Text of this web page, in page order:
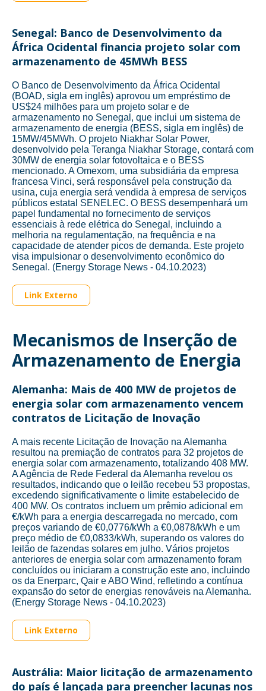
Senegal: Banco de Desenvolvimento da
África Ocidental financia projeto solar com
armazenamento de 45MWh BESS
O Banco de Desenvolvimento da África Ocidental
(BOAD, sigla em inglês) aprovou um empréstimo de
US$24 milhões para um projeto solar e de
armazenamento no Senegal, que inclui um sistema de
armazenamento de energia (BESS, sigla em inglês) de
15MW/45MWh. O projeto Niakhar Solar Power,
desenvolvido pela Teranga Niakhar Storage, contará com
30MW de energia solar fotovoltaica e o BESS
mencionado. A Omexom, uma subsidiária da empresa
francesa Vinci, será responsável pela construção da
usina, cuja energia será vendida à empresa de serviços
públicos estatal SENELEC. O BESS desempenhará um
papel fundamental no fornecimento de serviços
essenciais à rede elétrica do Senegal, incluindo a
melhoria na regulamentação, na frequência e na
capacidade de atender picos de demanda. Este projeto
visa impulsionar o desenvolvimento econômico do
Senegal. (Energy Storage News - 04.10.2023)
Link Externo
Mecanismos de Inserção de
Armazenamento de Energia
Alemanha: Mais de 400 MW de projetos de
energia solar com armazenamento vencem
contratos de Licitação de Inovação
A mais recente Licitação de Inovação na Alemanha
resultou na premiação de contratos para 32 projetos de
energia solar com armazenamento, totalizando 408 MW.
A Agência de Rede Federal da Alemanha revelou os
resultados, indicando que o leilão recebeu 53 propostas,
excedendo significativamente o limite estabelecido de
400 MW. Os contratos incluem um prêmio adicional em
€/kWh para a energia descarregada no mercado, com
preços variando de €0,0776/kWh a €0,0878/kWh e um
preço médio de €0,0833/kWh, superando os valores do
leilão de fazendas solares em julho. Vários projetos
anteriores de energia solar com armazenamento foram
concluídos ou iniciaram a construção este ano, incluindo
os da Enerparc, Qair e ABO Wind, refletindo a contínua
expansão do setor de energias renováveis na Alemanha.
(Energy Storage News - 04.10.2023)
Link Externo
Austrália: Maior licitação de armazenamento
do país é lançada para preencher lacunas nos